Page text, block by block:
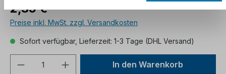
2,35 €*
Preise inkl. MwSt. zzgl. Versandkosten
Sofort verfügbar, Lieferzeit: 1-3 Tage (DHL Versand)
In den Warenkorb